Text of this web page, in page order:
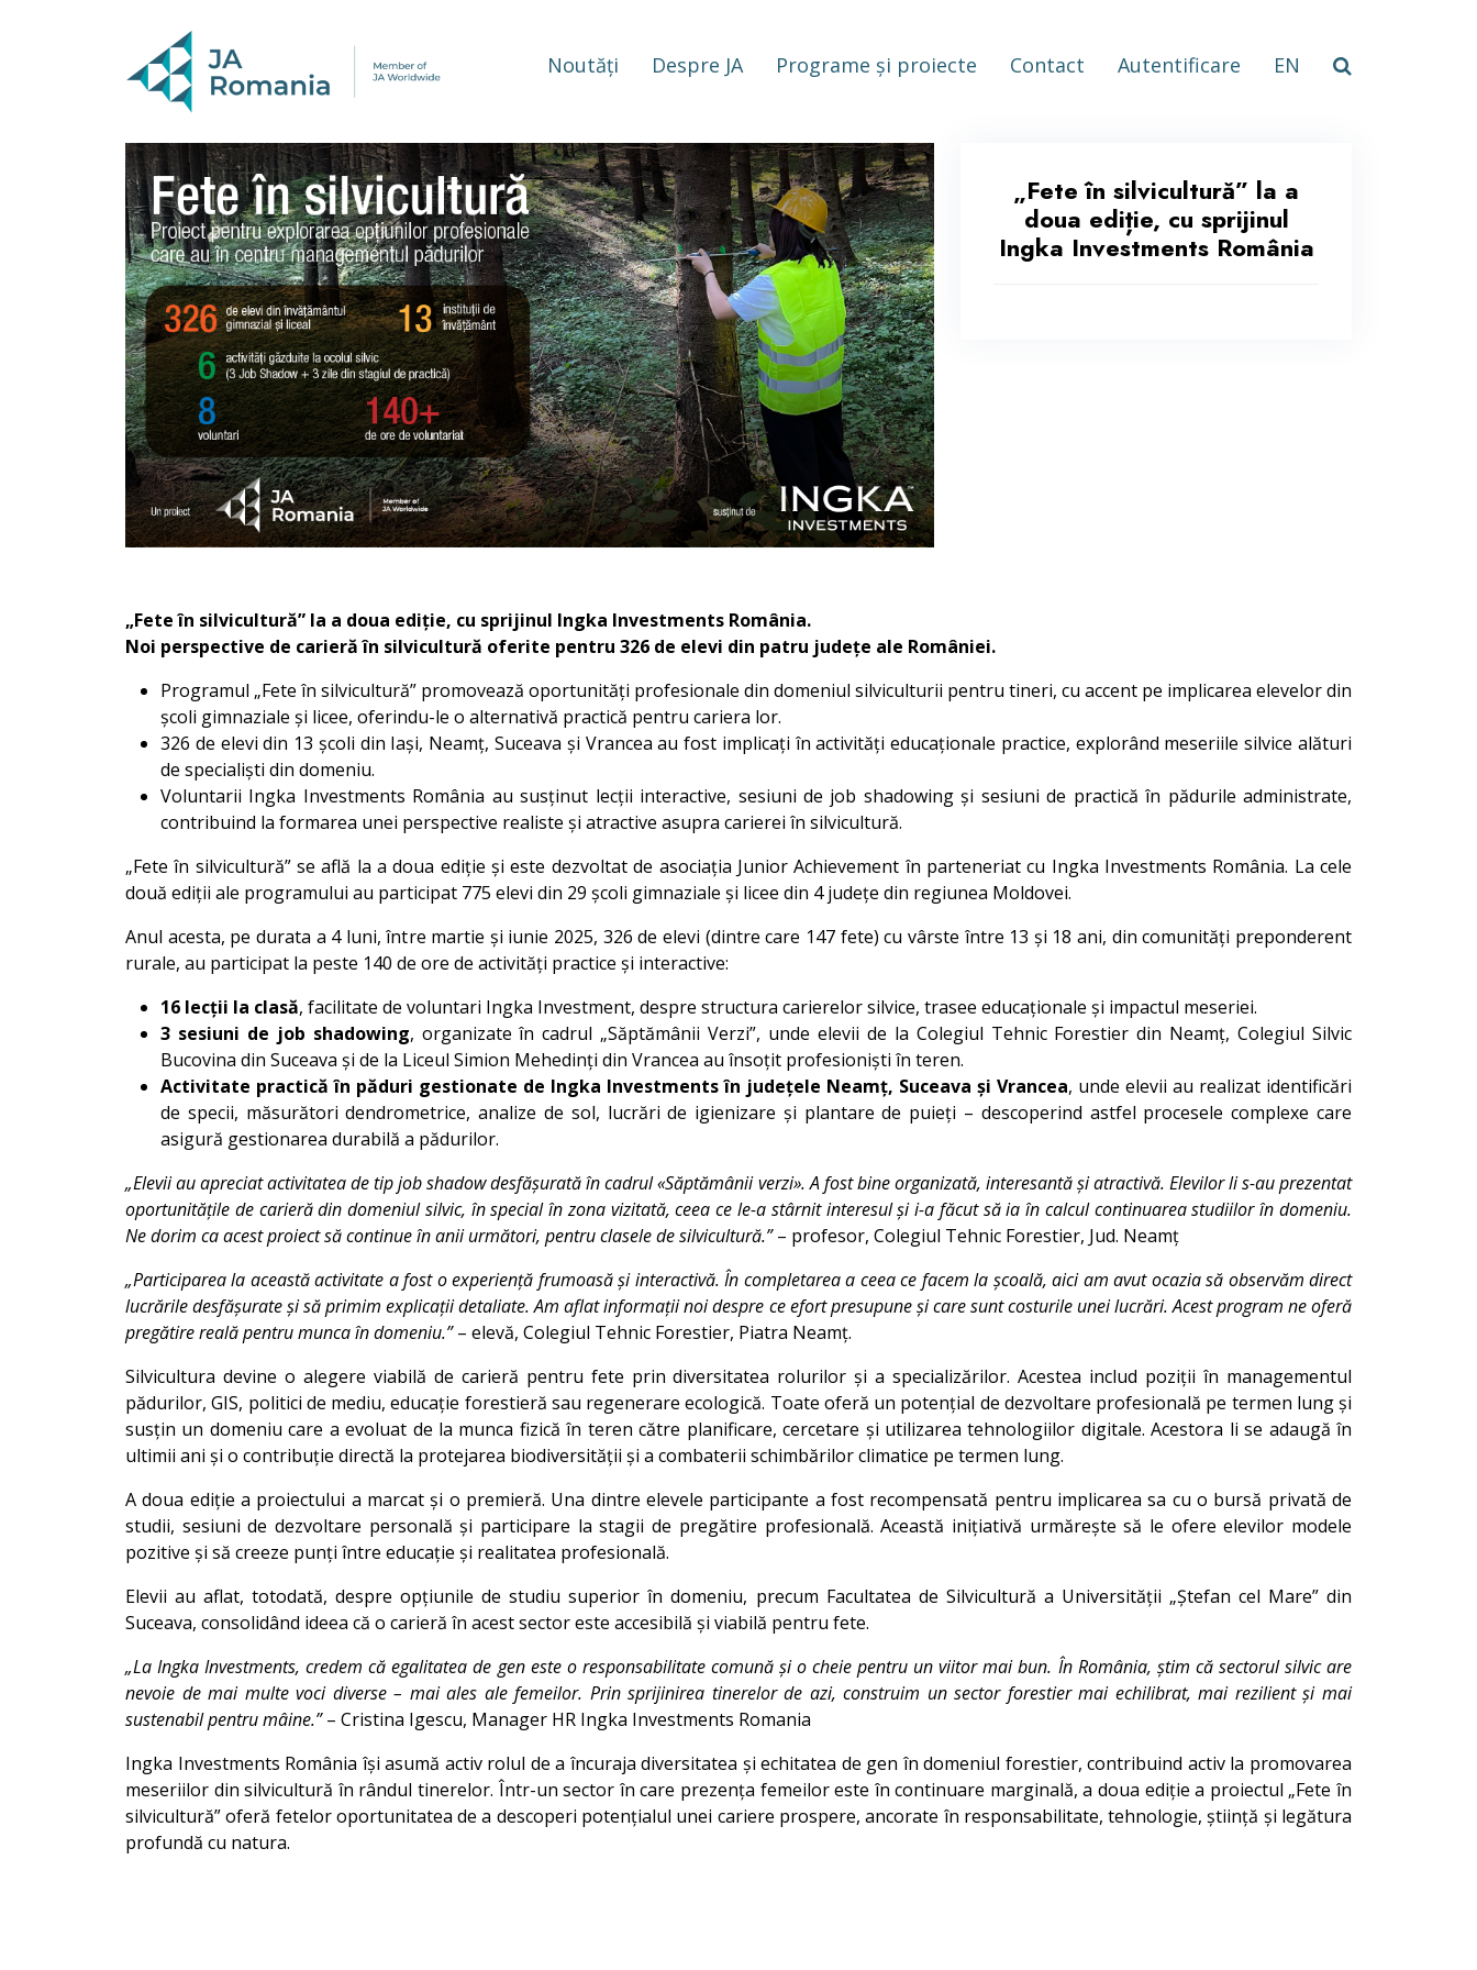
Noutăți Despre JA Programe și proiecte Contact Autentificare EN
„Fete în silvicultură” la a
doua ediție, cu sprijinul
Ingka Investments România
„Fete în silvicultură” la a doua ediție, cu sprijinul Ingka Investments România.
Noi perspective de carieră în silvicultură oferite pentru 326 de elevi din patru județe ale României.
Programul „Fete în silvicultură” promovează oportunități profesionale din domeniul silviculturii pentru tineri, cu accent pe implicarea elevelor din
școli gimnaziale și licee, oferindu-le o alternativă practică pentru cariera lor.
326 de elevi din 13 școli din Iași, Neamț, Suceava și Vrancea au fost implicați în activități educaționale practice, explorând meseriile silvice alături
de specialiști din domeniu.
Voluntarii Ingka Investments România au susținut lecții interactive, sesiuni de job shadowing și sesiuni de practică în pădurile administrate,
contribuind la formarea unei perspective realiste și atractive asupra carierei în silvicultură.
„Fete în silvicultură” se află la a doua ediție și este dezvoltat de asociația Junior Achievement în parteneriat cu Ingka Investments România. La cele
două ediții ale programului au participat 775 elevi din 29 școli gimnaziale și licee din 4 județe din regiunea Moldovei.
Anul acesta, pe durata a 4 luni, între martie și iunie 2025, 326 de elevi (dintre care 147 fete) cu vârste între 13 și 18 ani, din comunități preponderent
rurale, au participat la peste 140 de ore de activități practice și interactive:
16 lecții la clasă, facilitate de voluntari Ingka Investment, despre structura carierelor silvice, trasee educaționale și impactul meseriei.
3 sesiuni de job shadowing, organizate în cadrul „Săptămânii Verzi”, unde elevii de la Colegiul Tehnic Forestier din Neamț, Colegiul Silvic
Bucovina din Suceava și de la Liceul Simion Mehedinți din Vrancea au însoțit profesioniști în teren.
Activitate practică în păduri gestionate de Ingka Investments în județele Neamț, Suceava și Vrancea, unde elevii au realizat identificări
de specii, măsurători dendrometrice, analize de sol, lucrări de igienizare și plantare de puieți – descoperind astfel procesele complexe care
asigură gestionarea durabilă a pădurilor.
„Elevii au apreciat activitatea de tip job shadow desfășurată în cadrul «Săptămânii verzi». A fost bine organizată, interesantă și atractivă. Elevilor li s-au prezentat
oportunitățile de carieră din domeniul silvic, în special în zona vizitată, ceea ce le-a stârnit interesul și i-a făcut să ia în calcul continuarea studiilor în domeniu.
Ne dorim ca acest proiect să continue în anii următori, pentru clasele de silvicultură.”– profesor, Colegiul Tehnic Forestier, Jud. Neamț
„Participarea la această activitate a fost o experiență frumoasă și interactivă. În completarea a ceea ce facem la școală, aici am avut ocazia să observăm direct
lucrările desfășurate și să primim explicații detaliate. Am aflat informații noi despre ce efort presupune și care sunt costurile unei lucrări. Acest program ne oferă
pregătire reală pentru munca în domeniu.”– elevă, Colegiul Tehnic Forestier, Piatra Neamț.
Silvicultura devine o alegere viabilă de carieră pentru fete prin diversitatea rolurilor și a specializărilor. Acestea includ poziții în managementul
pădurilor, GIS, politici de mediu, educație forestieră sau regenerare ecologică. Toate oferă un potențial de dezvoltare profesională pe termen lung și
susțin un domeniu care a evoluat de la munca fizică în teren către planificare, cercetare și utilizarea tehnologiilor digitale. Acestora li se adaugă în
ultimii ani și o contribuție directă la protejarea biodiversității și a combaterii schimbărilor climatice pe termen lung.
A doua ediție a proiectului a marcat și o premieră. Una dintre elevele participante a fost recompensată pentru implicarea sa cu o bursă privată de
studii, sesiuni de dezvoltare personală și participare la stagii de pregătire profesională. Această inițiativă urmărește să le ofere elevilor modele
pozitive și să creeze punți între educație și realitatea profesională.
Elevii au aflat, totodată, despre opțiunile de studiu superior în domeniu, precum Facultatea de Silvicultură a Universității „Ștefan cel Mare” din
Suceava, consolidând ideea că o carieră în acest sector este accesibilă și viabilă pentru fete.
„La Ingka Investments, credem că egalitatea de gen este o responsabilitate comună și o cheie pentru un viitor mai bun. În România, știm că sectorul silvic are
nevoie de mai multe voci diverse – mai ales ale femeilor. Prin sprijinirea tinerelor de azi, construim un sector forestier mai echilibrat, mai rezilient și mai
sustenabil pentru mâine.”– Cristina Igescu, Manager HR Ingka Investments Romania
Ingka Investments România își asumă activ rolul de a încuraja diversitatea și echitatea de gen în domeniul forestier, contribuind activ la promovarea
meseriilor din silvicultură în rândul tinerelor. Într-un sector în care prezența femeilor este în continuare marginală, a doua ediție a proiectul „Fete în
silvicultură” oferă fetelor oportunitatea de a descoperi potențialul unei cariere prospere, ancorate în responsabilitate, tehnologie, știință și legătura
profundă cu natura.